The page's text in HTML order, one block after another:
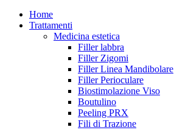
Home
Trattamenti
Medicina estetica
Filler labbra
Filler Zigomi
Filler Linea Mandibolare
Filler Perioculare
Biostimolazione Viso
Boutulino
Peeling PRX
Fili di Trazione